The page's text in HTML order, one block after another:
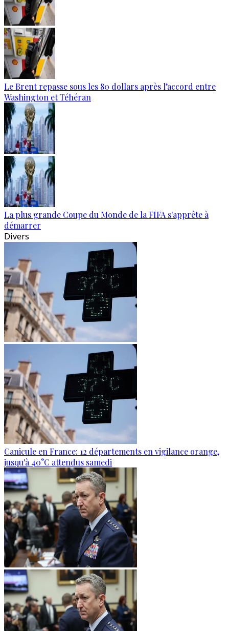
Le Brent repasse sous les 80 dollars après l’accord entre
Washington et Téhéran
La plus grande Coupe du Monde de la FIFA s'apprête à
démarrer
Divers
Canicule en France: 12 départements en vigilance orange,
jusqu'à 40°C attendus samedi